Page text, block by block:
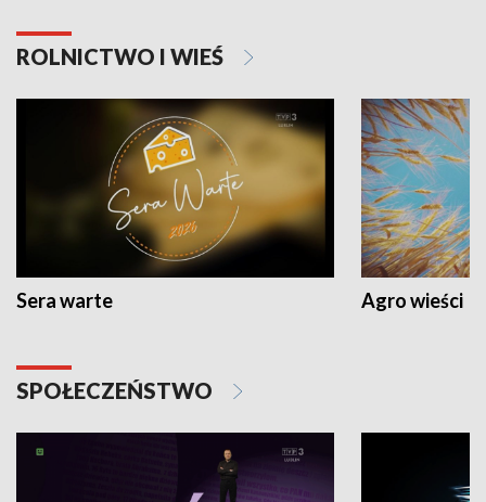
ROLNICTWO I WIEŚ
Sera warte Agro wieści
SPOŁECZEŃSTWO